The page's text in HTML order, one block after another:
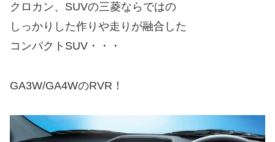
クロカン、SUVの三菱ならではの
しっかりした作りや走りが融合した
コンパクトSUV・・・
GA3W/GA4WのRVR！